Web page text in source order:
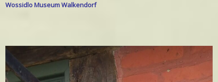
Wossidlo Museum Walkendorf